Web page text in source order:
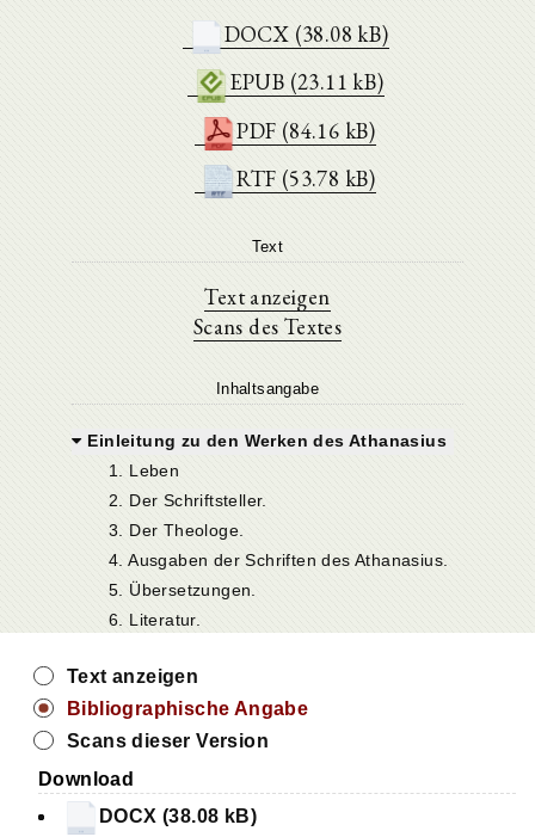
DOCX (38.08 kB)
EPUB (23.11 kB)
PDF (84.16 kB)
RTF (53.78 kB)
Text
Text anzeigen
Scans des Textes
Inhaltsangabe
Einleitung zu den Werken des Athanasius
1. Leben
2. Der Schriftsteller.
3. Der Theologe.
4. Ausgaben der Schriften des Athanasius.
5. Übersetzungen.
6. Literatur.
Text anzeigen
Bibliographische Angabe
Scans dieser Version
Download
DOCX (38.08 kB)